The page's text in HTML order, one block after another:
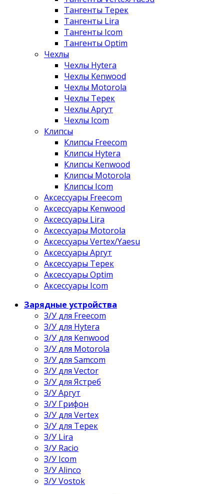
Тангенты Терек
Тангенты Lira
Тангенты Icom
Тангенты Optim
Чехлы
Чехлы Hytera
Чехлы Kenwood
Чехлы Motorola
Чехлы Терек
Чехлы Аргут
Чехлы Icom
Клипсы
Клипсы Freecom
Клипсы Hytera
Клипсы Kenwood
Клипсы Motorola
Клипсы Icom
Аксессуары Freecom
Аксессуары Kenwood
Аксессуары Lira
Аксессуары Motorola
Аксессуары Vertex/Yaesu
Аксессуары Аргут
Аксессуары Терек
Аксессуары Optim
Аксессуары Icom
Зарядные устройства
З/У для Freecom
З/У для Hytera
З/У для Kenwood
З/У для Motorola
З/У для Samcom
З/У для Vector
З/У для Ястреб
З/У Аргут
З/У Грифон
З/У для Vertex
З/У для Терек
З/У Lira
З/У Racio
З/У Icom
З/У Alinco
З/У Vostok